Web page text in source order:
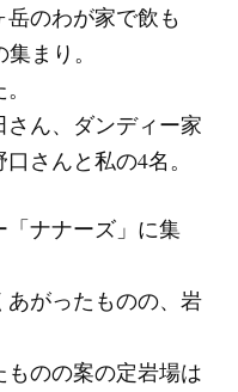
のわが家で飲も
まり。
ん、ダンディー家
さんと私の4名。
ナナーズ」に集
がったものの、岩
のの案の定岩場は